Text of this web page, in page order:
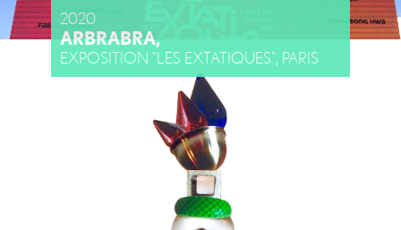
2020
ARBRABRA,
EXPOSITION "LES EXTATIQUES", PARIS